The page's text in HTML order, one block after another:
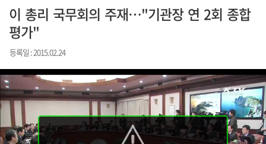
이 총리 국무회의 주재…"기관장 연 2회 종합
평가"
등록일 : 2015.02.24